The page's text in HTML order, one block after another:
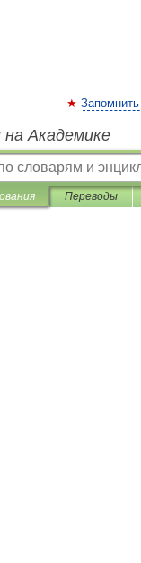
Запомнить
на Академике
Переводы